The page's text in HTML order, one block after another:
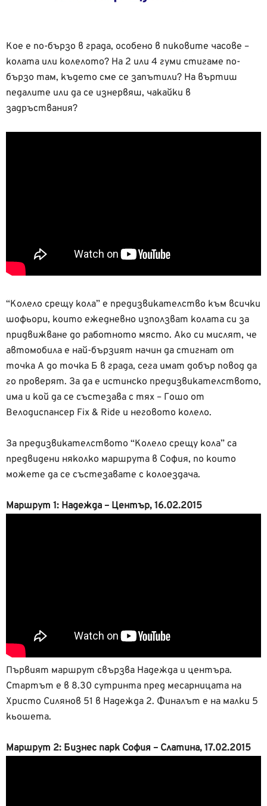
Кое е по-бързо в града, особено в пиковите часове –
колата или колелото? На 2 или 4 гуми стигаме по-
бързо там, където сме се запътили? На въртиш
педалите или да се изнервяш, чакайки в
задръствания?
“Колело срещу кола” е предизвикателство към всички
шофьори, които ежедневно използват колата си за
придвижване до работното място. Ако си мислят, че
автомобила е най-бързият начин да стигнат от
точка А до точка Б в града, сега имат добър повод да
го проверят. За да е истинско предизвикателството,
има и кой да се състезава с тях – Гошо от
Велодиспансер Fix & Ride и неговото колело.
За предизвикателството “Колело срещу кола” са
предвидени няколко маршрута в София, по които
можете да се състезавате с колоездача.
Маршрут 1: Надежда – Център, 16.02.2015
Първият маршрут свързва Надежда и центъра.
Стартът е в 8.30 сутринта пред месарницата на
Христо Силянов 51 в Надежда 2. Финалът е на малки 5
кьошета.
Маршрут 2: Бизнес парк София – Слатина, 17.02.2015